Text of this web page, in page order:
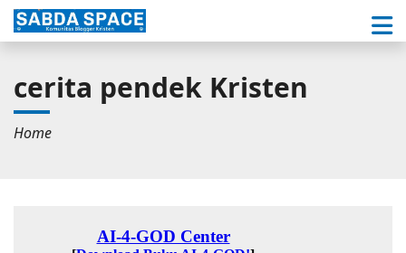
cerita pendek Kristen
Home